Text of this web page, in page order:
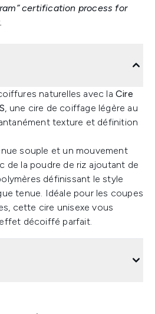
certification process for
naturelles avec la Cire
, une cire de coiffage légère au
texture et définition
souple et un mouvement
de la poudre de riz ajoutant de
définissant le style
tenue. Idéale pour les coupes
cette cire unisexe vous
décoiffé parfait.